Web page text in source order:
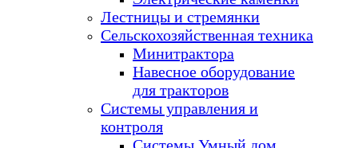
Лестницы и стремянки
Сельскохозяйственная техника
Минитрактора
Навесное оборудование
для тракторов
Системы управления и
контроля